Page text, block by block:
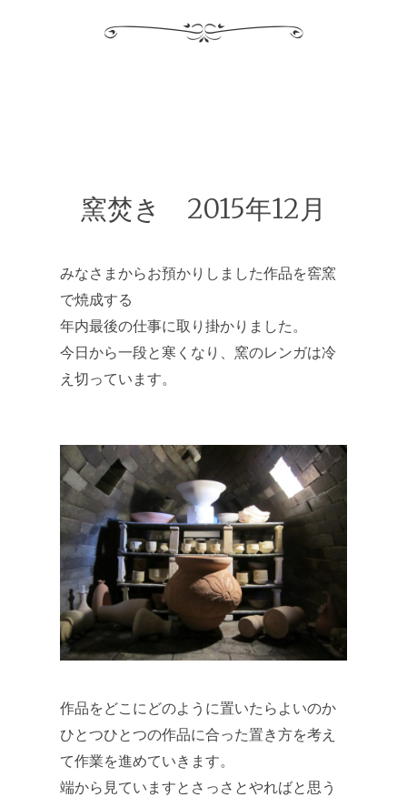
窯焚き 2015年12月
みなさまからお預かりしました作品を窖窯
で焼成する
年内最後の仕事に取り掛かりました。
今日から一段と寒くなり、窯のレンガは冷
え切っています。
作品をどこにどのように置いたらよいのか
ひとつひとつの作品に合った置き方を考え
て作業を進めていきます。
端から見ていますとさっさとやればと思う